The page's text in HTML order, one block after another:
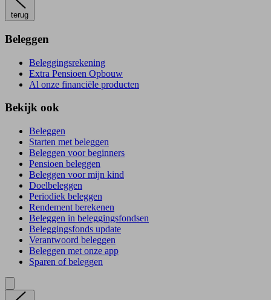
terug
Beleggen
Beleggingsrekening
Extra Pensioen Opbouw
Al onze financiële producten
Bekijk ook
Beleggen
Starten met beleggen
Beleggen voor beginners
Pensioen beleggen
Beleggen voor mijn kind
Doelbeleggen
Periodiek beleggen
Rendement berekenen
Beleggen in beleggingsfondsen
Beleggingsfonds update
Verantwoord beleggen
Beleggen met onze app
Sparen of beleggen